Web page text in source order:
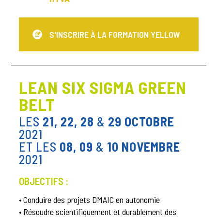
S'INSCRIRE À LA FORMATION YELLOW
LEAN SIX SIGMA GREEN
BELT
LES 21, 22, 28 & 29 OCTOBRE
2021
ET LES 08, 09 & 10 NOVEMBRE
2021
OBJECTIFS :
•Conduire des projets DMAIC en autonomie
• Résoudre scientifiquement et durablement des